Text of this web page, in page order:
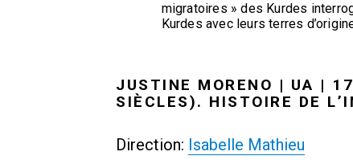
migratoires » des Kurdes
Kurdes avec leurs terres
JUSTINE MORENO | UA |
SIÈCLES). HISTOIRE DE
Direction: Isabelle Mathieu